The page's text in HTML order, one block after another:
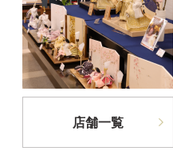
店舗一覧